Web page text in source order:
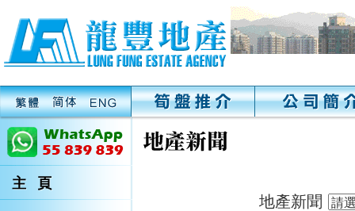
地產新聞